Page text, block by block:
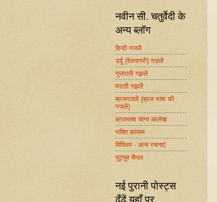
नवीन सी. चतुर्वेदी के
अन्य ब्लॉग
हिन्दी गजलें
उर्दू (देवनागरी) ग़ज़लें
गुजराती गझलें
मराठी गझलें
ब्रजगजलें (ब्रज भाषा की
गजलें)
ब्रजभाषा व्यंग्य आलेख
भक्ति काव्यम
विविधम - अन्य रचनाएं
यूट्यूब चैनल
नई पुरानी पोस्ट्स
ढूँढें यहाँ पर